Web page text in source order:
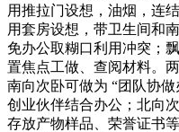
用推拉门设想，油烟，连
用套房设想，带卫生间和
免办公取糊口利用冲突；
置焦点工做、查阅材料。
南向次卧可做为 “团队协
创业伙伴结合办公；北向
存放产物样品、荣誉证书